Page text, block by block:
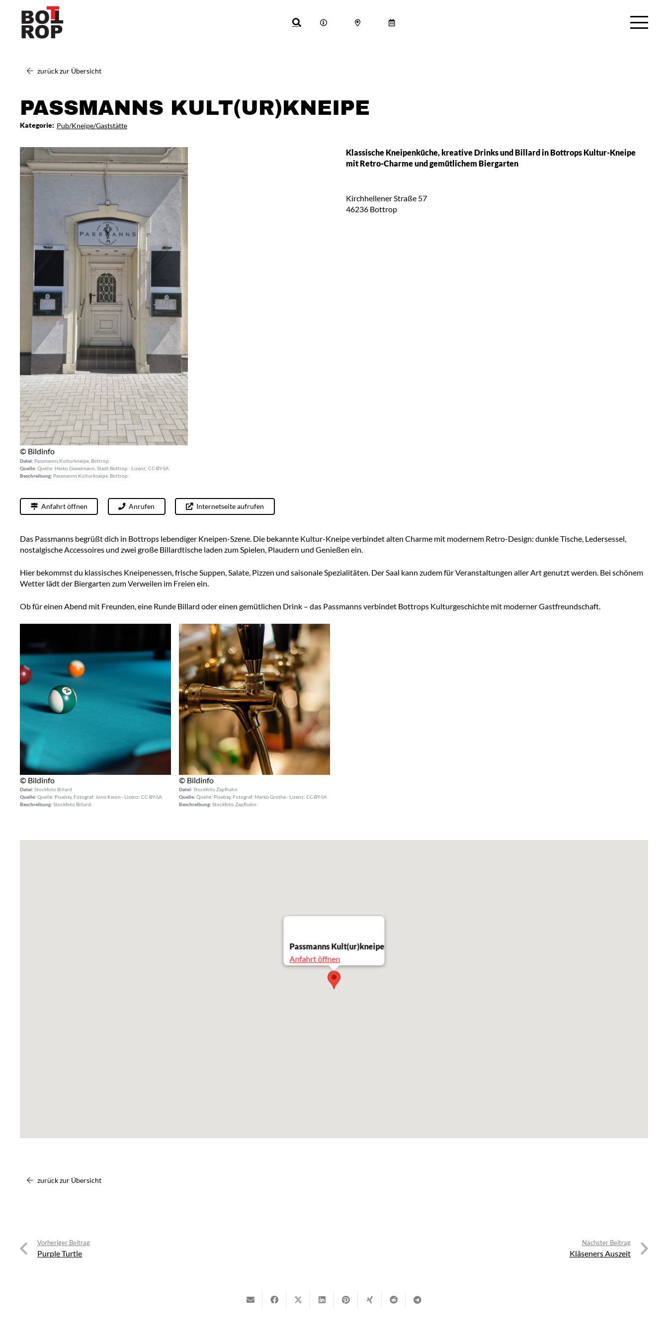
zurück zur Übersicht
PASSMANNS KULT(UR)KNEIPE
Kategorie: Pub/Kneipe/Gaststätte
© Bildinfo
Datei: Passmanns Kulturkneipe, Bottrop
Quelle: Quelle: Heiko Gieselmann, Stadt Bottrop · Lizenz: CC-BY-SA
Beschreibung: Passmanns Kulturkneipe, Bottrop:
Klassische Kneipenküche, kreative Drinks und Billard in Bottrops Kultur-Kneipe
mit Retro-Charme und gemütlichem Biergarten
Kirchhellener Straße 57
46236 Bottrop
Anfahrt öffnen Anrufen Internetseite aufrufen
Das Passmanns begrüßt dich in Bottrops lebendiger Kneipen-Szene. Die bekannte Kultur-Kneipe verbindet alten Charme mit modernem Retro-Design: dunkle Tische, Ledersessel,
nostalgische Accessoires und zwei große Billardtische laden zum Spielen, Plaudern und Genießen ein.
Hier bekommst du klassisches Kneipenessen, frische Suppen, Salate, Pizzen und saisonale Spezialitäten. Der Saal kann zudem für Veranstaltungen aller Art genutzt werden. Bei schönem
Wetter lädt der Biergarten zum Verweilen im Freien ein.
Ob für einen Abend mit Freunden, eine Runde Billard oder einen gemütlichen Drink – das Passmanns verbindet Bottrops Kulturgeschichte mit moderner Gastfreundschaft.
© Bildinfo
Datei: Stockfoto Billard
Quelle: Quelle: Pixabay, Fotograf: Juno Kwon · Lizenz: CC-BY-SA
Beschreibung: Stockfoto Billard:
© Bildinfo
Datei: Stockfoto Zapfhahn
Quelle: Quelle: Pixabay, Fotograf: Marko Grothe · Lizenz: CC-BY-SA
Beschreibung: Stockfoto Zapfhahn:
Passmanns Kult(ur)kneipe
Anfahrt öffnen
zurück zur Übersicht
Vorheriger Beitrag
Purple Turtle
Nächster Beitrag
Kläseners Auszeit